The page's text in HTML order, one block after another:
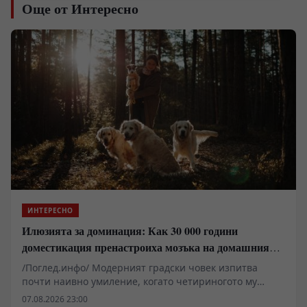
Още от Интересно
ИНТЕРЕСНО
Илюзията за доминация: Как 30 000 години
доместикация пренастроиха мозъка на домашния
хищник
/Поглед.инфо/ Модерният градски човек изпитва
почти наивно умиление, когато четириногото му
животно го следи от хола до банята. Популярната
07.08.2026 23:00